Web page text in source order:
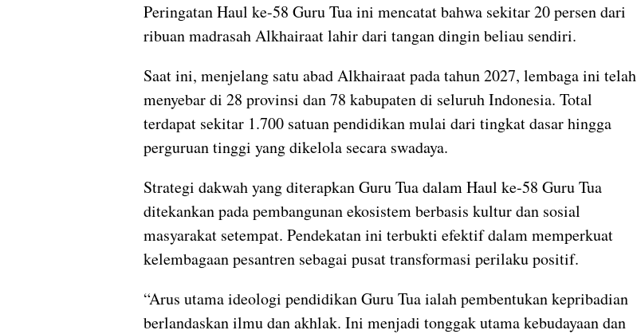
Peringatan Haul ke-58 Guru Tua ini mencatat bahwa sekitar 20 persen dari
ribuan madrasah Alkhairaat lahir dari tangan dingin beliau sendiri.
Saat ini, menjelang satu abad Alkhairaat pada tahun 2027, lembaga ini telah
menyebar di 28 provinsi dan 78 kabupaten di seluruh Indonesia. Total
terdapat sekitar 1.700 satuan pendidikan mulai dari tingkat dasar hingga
perguruan tinggi yang dikelola secara swadaya.
Strategi dakwah yang diterapkan Guru Tua dalam Haul ke-58 Guru Tua
ditekankan pada pembangunan ekosistem berbasis kultur dan sosial
masyarakat setempat. Pendekatan ini terbukti efektif dalam memperkuat
kelembagaan pesantren sebagai pusat transformasi perilaku positif.
“Arus utama ideologi pendidikan Guru Tua ialah pembentukan kepribadian
berlandaskan ilmu dan akhlak. Ini menjadi tonggak utama kebudayaan dan